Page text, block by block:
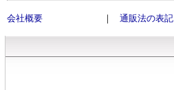
会社概要 ｜ 通販法の表記